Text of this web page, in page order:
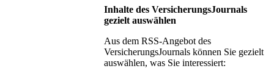
Inhalte des VersicherungsJournals
gezielt auswählen
Aus dem RSS-Angebot des
VersicherungsJournals können Sie gezielt
auswählen, was Sie interessiert: